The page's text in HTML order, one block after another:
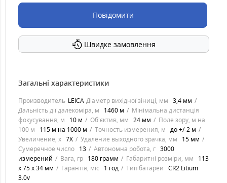
Повідомити
Швидке замовлення
Загальні характеристики
Производитель LEICA Діаметр вихідної зіниці, мм 3,4 мм
Дальність дії далекоміра, м
1460 м
Мінімальна дистанція
фокусування, м
10 м Об'єктив, мм 24 мм
Поле зору, м на
100 м
115 м на 1000 м Точность измерения, м до +/-2 м
Увеличение, х 7Х Удаление выходного зрачка, мм
15 мм
Сумеречное число 13 Автономна робота, г 3000
измерений
Вага, гр 180 грамм Габаритні розміри, мм
113
x 75 x 34 мм
Гарантія, міс 1 год Тип батареи CR2 Litium
3.0v